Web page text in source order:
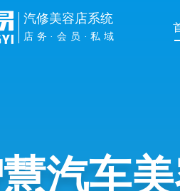
汽修美容店系统
店务·会员·私域
理提